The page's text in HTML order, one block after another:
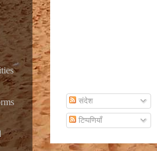
संदेश
टिप्पणियाँ